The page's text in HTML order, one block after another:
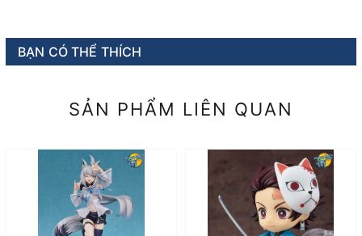
BẠN CÓ THỂ THÍCH
SẢN PHẨM LIÊN QUAN